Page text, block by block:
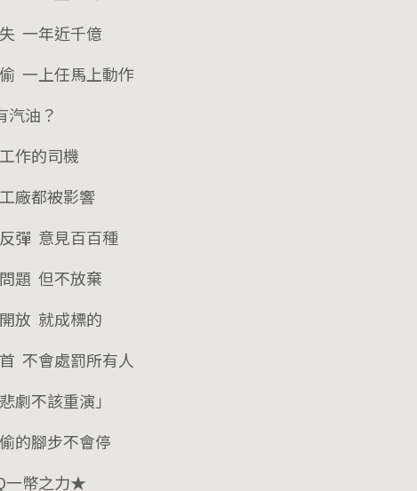
一年近千億
一上任馬上動作
汽油？
作的司機
廠都被影響
彈 意見百百種
題 但不放棄
放 就成標的
不會處罰所有人
劇不該重演」
的腳步不會停
一幣之力★